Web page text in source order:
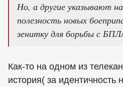
Но, а другие указывают
полезность новых
зенитку для борьбы с
Как-то на одном из
история( за идентичность